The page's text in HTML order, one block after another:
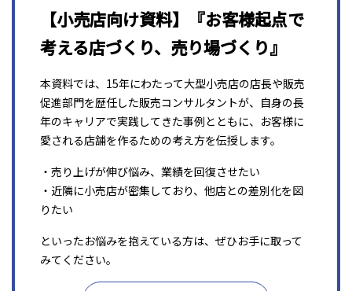
【小売店向け資料】『お客様起点で
考える店づくり、売り場づくり』
本資料では、15年にわたって大型小売店の店長や販売
促進部門を歴任した販売コンサルタントが、自身の長
年のキャリアで実践してきた事例とともに、お客様に
愛される店舗を作るための考え方を伝授します。
・売り上げが伸び悩み、業績を回復させたい
・近隣に小売店が密集しており、他店との差別化を図
りたい
といったお悩みを抱えている方は、ぜひお手に取って
みてください。